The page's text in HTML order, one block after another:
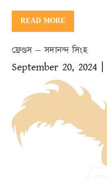
READ MORE
ফ্রেণ্ডস – সদানন্দ সিংহ
September 20, 2024